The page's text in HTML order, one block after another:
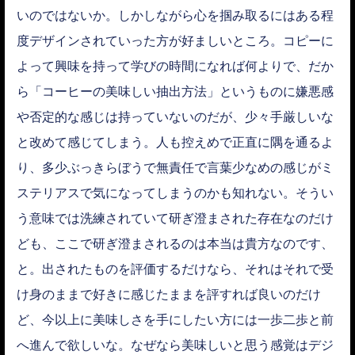
いのではないか。しかしながら心を掴み取るにはある程
度デザインされていった方が好ましいところ。コピーに
よって興味を持って学びの時間になれば何よりで、だか
ら「コーヒーの美味しい抽出方法」というものに嫌悪感
や否定的な感じは持っていないのだが、少々手厳しいな
と改めて感じてしまう。人も控えめで正直に隅を通るよ
り、多少ぶっきらぼうで無責任で言葉少なめの感じがミ
ステリアスで気になってしまうのかも知れない。そうい
う意味では洗練されていて研ぎ澄まされた存在なのだけ
ども、ここで研ぎ澄まされるのは本当は貴方なのです、
と。出されたものを評価するだけなら、それはそれで受
け身のままで好きに感じたままを評すれば良いのだけ
ど、今以上に美味しさを手にしたい方には一歩二歩と前
へ進んで欲しいな。なぜなら美味しいと思う感覚はデジ